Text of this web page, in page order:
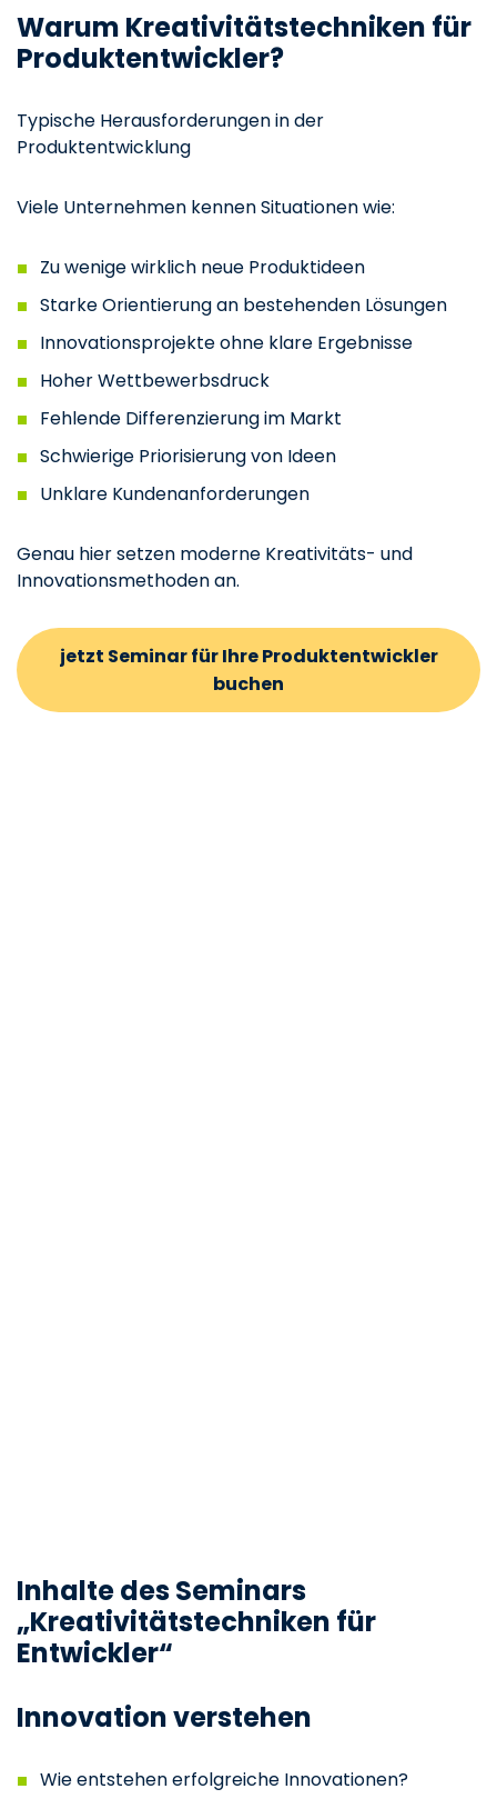
Warum Kreativitätstechniken für
Produktentwickler?
Typische Herausforderungen in der
Produktentwicklung
Viele Unternehmen kennen Situationen wie:
Zu wenige wirklich neue Produktideen
Starke Orientierung an bestehenden Lösungen
Innovationsprojekte ohne klare Ergebnisse
Hoher Wettbewerbsdruck
Fehlende Differenzierung im Markt
Schwierige Priorisierung von Ideen
Unklare Kundenanforderungen
Genau hier setzen moderne Kreativitäts- und
Innovationsmethoden an.
jetzt Seminar für Ihre Produktentwickler
buchen
Inhalte des Seminars
„Kreativitätstechniken für
Entwickler“
Innovation verstehen
Wie entstehen erfolgreiche Innovationen?